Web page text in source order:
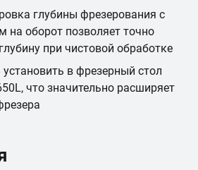
глубины фрезерования с
на оборот позволяет точно
при чистовой обработке
в фрезерный стол
что значительно расширяет